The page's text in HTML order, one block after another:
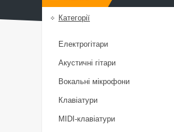
Категорії
Електрогітари
Акустичні гітари
Вокальні мікрофони
Клавіатури
MIDI-клавіатури